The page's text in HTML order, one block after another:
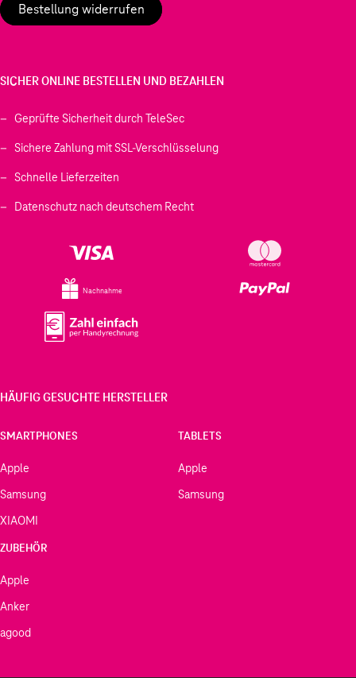
Bestellung widerrufen
SICHER ONLINE BESTELLEN UND BEZAHLEN
Geprüfte Sicherheit durch TeleSec
Sichere Zahlung mit SSL-Verschlüsselung
Schnelle Lieferzeiten
Datenschutz nach deutschem Recht
Nachnahme
HÄUFIG GESUCHTE HERSTELLER
SMARTPHONES
Apple
Samsung
XIAOMI
TABLETS
Apple
Samsung
ZUBEHÖR
Apple
Anker
agood